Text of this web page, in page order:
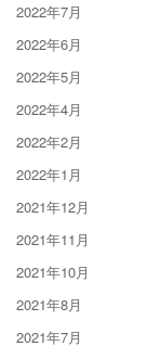
2022年7月
2022年6月
2022年5月
2022年4月
2022年2月
2022年1月
2021年12月
2021年11月
2021年10月
2021年8月
2021年7月